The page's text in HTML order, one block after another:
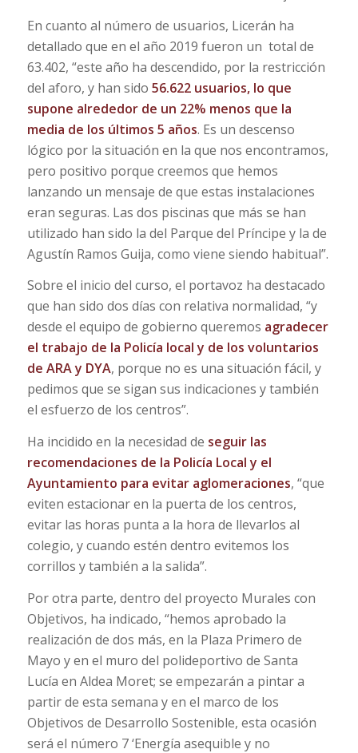
En cuanto al número de usuarios, Licerán ha
detallado que en el año 2019 fueron un total de
63.402, “este año ha descendido, por la restricción
del aforo, y han sido 56.622 usuarios, lo que
supone alrededor de un 22% menos que la
media de los últimos 5 años. Es un descenso
lógico por la situación en la que nos encontramos,
pero positivo porque creemos que hemos
lanzando un mensaje de que estas instalaciones
eran seguras. Las dos piscinas que más se han
utilizado han sido la del Parque del Príncipe y la de
Agustín Ramos Guija, como viene siendo habitual”.
Sobre el inicio del curso, el portavoz ha destacado
que han sido dos días con relativa normalidad, “y
desde el equipo de gobierno queremos agradecer
el trabajo de la Policía local y de los voluntarios
de ARA y DYA, porque no es una situación fácil, y
pedimos que se sigan sus indicaciones y también
el esfuerzo de los centros”.
Ha incidido en la necesidad de seguir las
recomendaciones de la Policía Local y el
Ayuntamiento para evitar aglomeraciones, “que
eviten estacionar en la puerta de los centros,
evitar las horas punta a la hora de llevarlos al
colegio, y cuando estén dentro evitemos los
corrillos y también a la salida”.
Por otra parte, dentro del proyecto Murales con
Objetivos, ha indicado, “hemos aprobado la
realización de dos más, en la Plaza Primero de
Mayo y en el muro del polideportivo de Santa
Lucía en Aldea Moret; se empezarán a pintar a
partir de esta semana y en el marco de los
Objetivos de Desarrollo Sostenible, esta ocasión
será el número 7 ‘Energía asequible y no